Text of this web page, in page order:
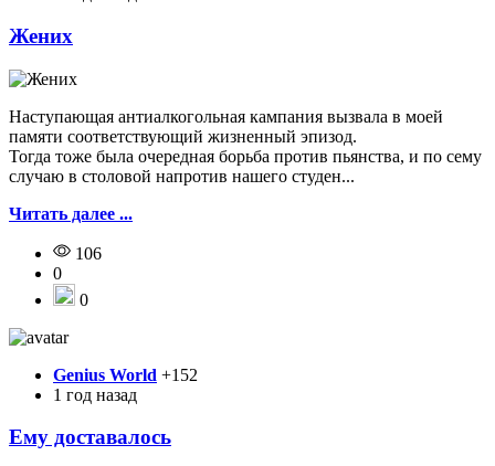
Жених
Наступающая антиалкогольная кампания вызвала в моей
памяти соответствующий жизненный эпизод.
Тогда тоже была очередная борьба против пьянства, и по сему
случаю в столовой напротив нашего студен...
Читать далее ...
106
0
0
Genius World +152
1 год назад
Ему доставалось